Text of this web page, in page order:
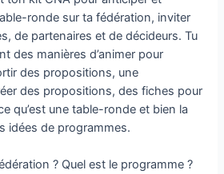
ronde sur ta fédération, inviter
de partenaires et de décideurs. Tu
des manières d’animer pour
des propositions, une
des propositions, des fiches pour
qu’est une table-ronde et bien la
idées de programmes.
? Quel est le programme ?